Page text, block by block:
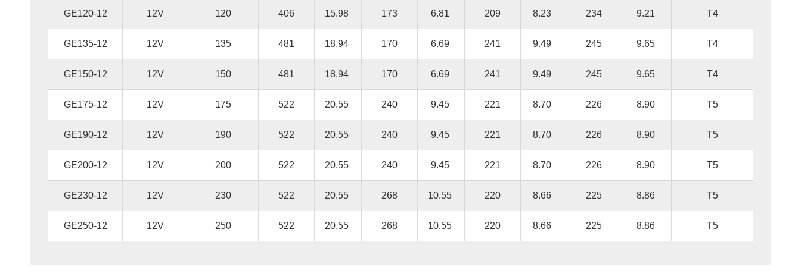
GE120-12 12V 120 406 15.98 173 6.81 209 8.23 234 9.21 T4
GE135-12 12V 135 481 18.94 170 6.69 241 9.49 245 9.65 T4
GE150-12 12V 150 481 18.94 170 6.69 241 9.49 245 9.65 T4
GE175-12 12V 175 522 20.55 240 9.45 221 8.70 226 8.90 T5
GE190-12 12V 190 522 20.55 240 9.45 221 8.70 226 8.90 T5
GE200-12 12V 200 522 20.55 240 9.45 221 8.70 226 8.90 T5
GE230-12 12V 230 522 20.55 268 10.55 220 8.66 225 8.86 T5
GE250-12 12V 250 522 20.55 268 10.55 220 8.66 225 8.86 T5